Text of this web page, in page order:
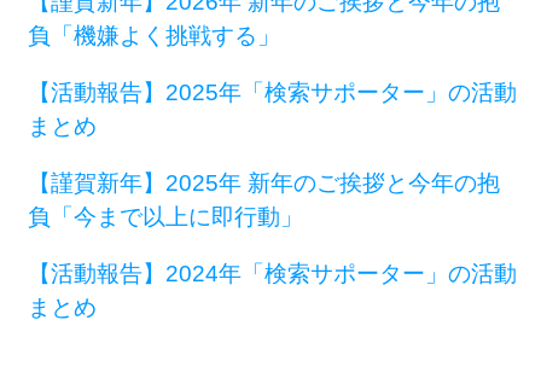
負「機嫌よく挑戦する」
【活動報告】2025年「検索サポーター」の活動
まとめ
【謹賀新年】2025年 新年のご挨拶と今年の抱
負「今まで以上に即行動」
【活動報告】2024年「検索サポーター」の活動
まとめ